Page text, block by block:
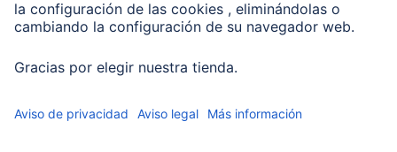
Hama en todo el Mundo
Sostenibilidad
Business-Portal